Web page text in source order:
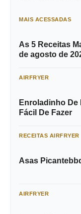
MAIS ACESSADAS
As 5 Receitas
de agosto de
AIRFRYER
Enroladinho De
Fácil De Fazer
RECEITAS AIRFRYER
Asas
AIRFRYER